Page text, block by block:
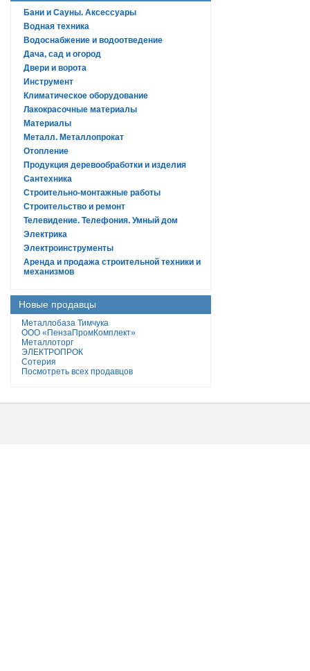
Бани и Сауны. Аксессуары
Водная техника
Водоснабжение и водоотведение
Дача, сад и огород
Двери и ворота
Инструмент
Климатическое оборудование
Лакокрасочные материалы
Материалы
Металл. Металлопрокат
Отопление
Продукция деревообработки и изделия
Сантехника
Строительно-монтажные работы
Строительство и ремонт
Телевидение. Телефония. Умный дом
Электрика
Электроинструменты
Аренда и продажа строительной техники и
механизмов
Новые продавцы
Металлобаза Тимчука
ООО «ПензаПромКомплект»
Металлоторг
ЭЛЕКТРОПРОК
Сотерия
Посмотреть всех продавцов